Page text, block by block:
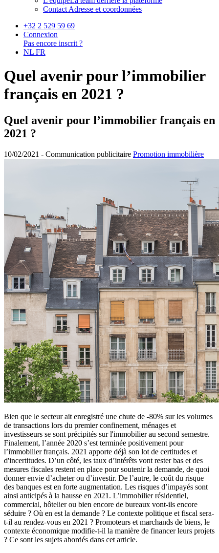
Contact Adresse et coordonnées
+32 2 529 59 69
Connexion
Pas encore inscrit ?
NL FR
Quel avenir pour l’immobilier
français en 2021 ?
Quel avenir pour l’immobilier français en
2021 ?
10/02/2021 - Communication publicitaire Promotion immobilière
Bien que le secteur ait enregistré une chute de -80% sur les volumes
de transactions lors du premier confinement, ménages et
investisseurs se sont précipités sur l'immobilier au second semestre.
Finalement, l’année 2020 s’est terminée positivement pour
l’immobilier français. 2021 apporte déjà son lot de certitudes et
d'incertitudes. D’un côté, les taux d’intérêts vont rester bas et des
mesures fiscales restent en place pour soutenir la demande, de quoi
donner envie d’acheter ou d’investir. De l’autre, le coût du risque
des banques est en forte augmentation. Les risques d’impayés sont
ainsi anticipés à la hausse en 2021. L’immobilier résidentiel,
commercial, hôtelier ou bien encore de bureaux vont-ils encore
séduire ? Où en est la demande ? Le contexte politique et fiscal sera-
t-il au rendez-vous en 2021 ? Promoteurs et marchands de biens, le
contexte économique modifie-t-il la manière de financer leurs projets
? Ce sont les sujets abordés dans cet article.